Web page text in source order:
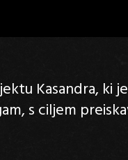
Kasandra, ki
s ciljem